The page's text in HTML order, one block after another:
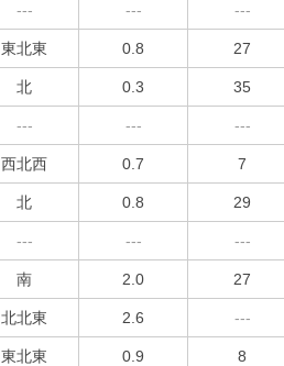
--- --- ---
東北東 0.8 27
北 0.3 35
--- --- ---
西北西 0.7 7
北 0.8 29
--- --- ---
南 2.0 27
北北東 2.6 ---
東北東 0.9 8